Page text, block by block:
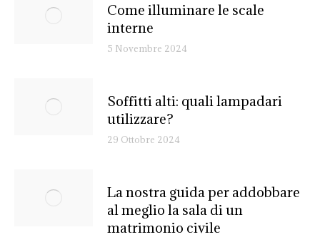
Come illuminare le scale
interne
5 Novembre 2024
Soffitti alti: quali lampadari
utilizzare?
29 Ottobre 2024
La nostra guida per addobbare
al meglio la sala di un
matrimonio civile